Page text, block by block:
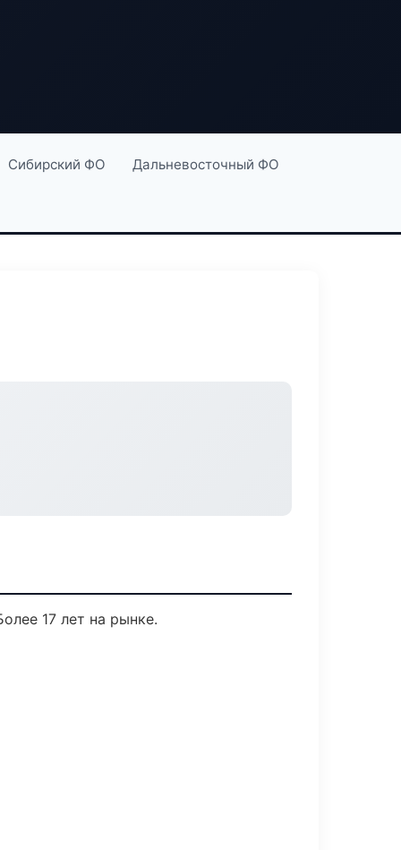
Сибирский ФО Дальневосточный ФО
17 лет на рынке.